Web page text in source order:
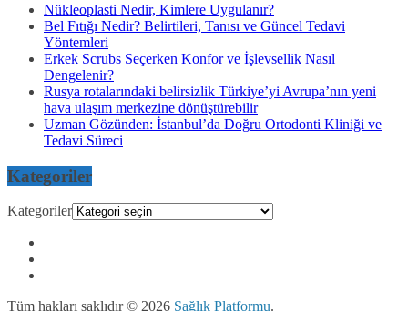
Nükleoplasti Nedir, Kimlere Uygulanır?
Bel Fıtığı Nedir? Belirtileri, Tanısı ve Güncel Tedavi
Yöntemleri
Erkek Scrubs Seçerken Konfor ve İşlevsellik Nasıl
Dengelenir?
Rusya rotalarındaki belirsizlik Türkiye’yi Avrupa’nın yeni
hava ulaşım merkezine dönüştürebilir
Uzman Gözünden: İstanbul’da Doğru Ortodonti Kliniği ve
Tedavi Süreci
Kategoriler
Kategoriler
Tüm hakları saklıdır © 2026 Sağlık Platformu.